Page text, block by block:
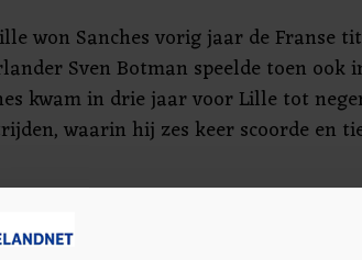
won Sanches vorig jaar de Franse
Sven Botman speelde toen ook
kwam in drie jaar voor Lille tot
waarin hij zes keer scoorde en
seizoen